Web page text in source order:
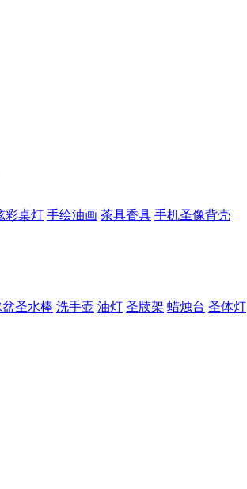
彩桌灯 手绘油画 茶具香具 手机圣像背壳
圣水棒 洗手壶 油灯 圣牍架 蜡烛台 圣体灯